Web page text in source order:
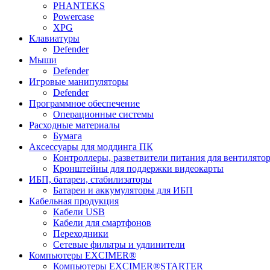
PHANTEKS
Powercase
XPG
Клавиатуры
Defender
Мыши
Defender
Игровые манипуляторы
Defender
Программное обеспечение
Операционные системы
Расходные материалы
Бумага
Аксессуары для моддинга ПК
Контроллеры, разветвители питания для
Кронштейны для поддержки видеокарты
ИБП, батареи, стабилизаторы
Батареи и аккумуляторы для ИБП
Кабельная продукция
Кабели USB
Кабели для смартфонов
Переходники
Сетевые фильтры и удлинители
Компьютеры EXCIMER®
Компьютеры EXCIMER®STARTER